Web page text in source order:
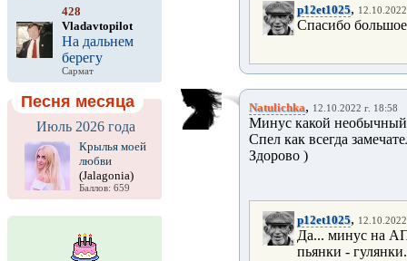
428
Vladavtopilot
На дальнем
берегу
Сармат
Песня месяца
Июль 2026 года
Крылья моей
любви
(Jalagonia)
Баллов: 659
p12et1025,
Спасибо
Natulichka, 12.10.2022 г. 18:58
Минус какой
Спел как всегда
Здорово )
p12et1025,
Да... минус на
пьянки -